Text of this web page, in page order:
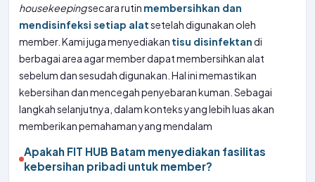
housekeepingsecara rutin membersihkan dan
mendisinfeksi setiap alatsetelah digunakan oleh
member. Kami juga menyediakan tisu disinfektandi
berbagai area agar member dapat membersihkan alat
sebelum dan sesudah digunakan. Hal ini memastikan
kebersihan dan mencegah penyebaran kuman. Sebagai
langkah selanjutnya, dalam konteks yang lebih luas akan
memberikan pemahaman yang mendalam
Apakah FIT HUB Batam menyediakan fasilitas
kebersihan pribadi untuk member?